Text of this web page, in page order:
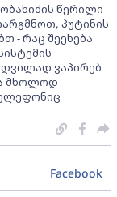
წერილი
პუტინის
- რაც შეეხება
ვაპირებ
მხოლოდ
Facebook